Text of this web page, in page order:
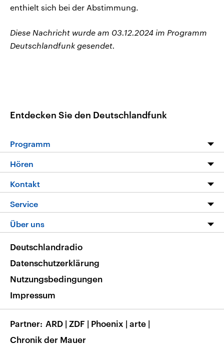
enthielt sich bei der Abstimmung.
Diese Nachricht wurde am 03.12.2024 im Programm
Deutschlandfunk gesendet.
Entdecken Sie den Deutschlandfunk
Programm
Programm
Die Nachrichten
Nachrichtenleicht
Neue Beiträge auf dlf.de
Hören
Livestream
Podcasts
Deutschlandfunk App
Nachrichten App
Frequenzen
Kontakt
Hörerservice
Service
FAQ
Veranstaltungen
Musikliste
RSS
Über uns
Barrierefreiheit
Deutschlandradio
Datenschutzerklärung
Nutzungsbedingungen
Impressum
Partner ARD | ZDF | Phoenix | arte |
Chronik der Mauer